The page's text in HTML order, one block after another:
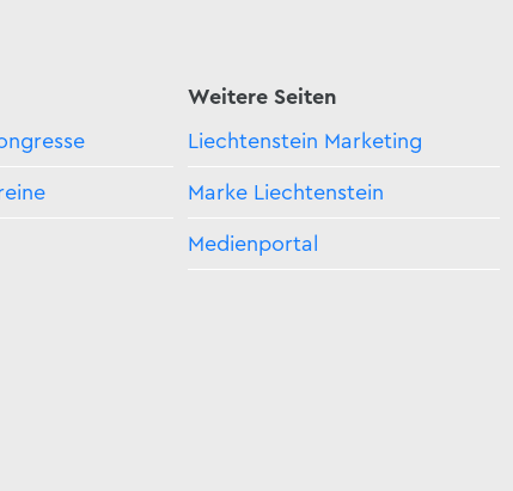
Weitere Seiten
Liechtenstein Marketing
Marke Liechtenstein
Medienportal